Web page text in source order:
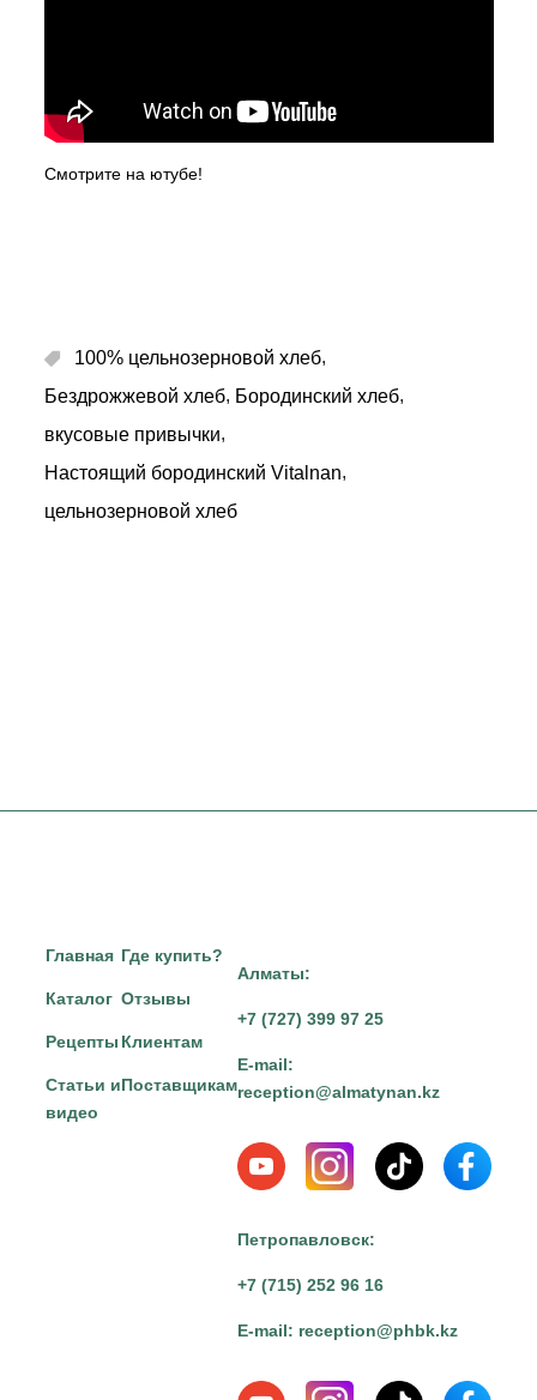
Смотрите на ютубе!
100% цельнозерновой хлеб,
Бездрожжевой хлеб, Бородинский хлеб,
вкусовые привычки,
Настоящий бородинский Vitalnan,
цельнозерновой хлеб
Главная
Каталог
Рецепты
Статьи и
видео
Где купить?
Отзывы
Клиентам
Поставщикам
Алматы:
+7 (727) 399 97 25
E-mail:
reception@almatynan.kz
Петропавловск:
+7 (715) 252 96 16
E-mail: reception@phbk.kz